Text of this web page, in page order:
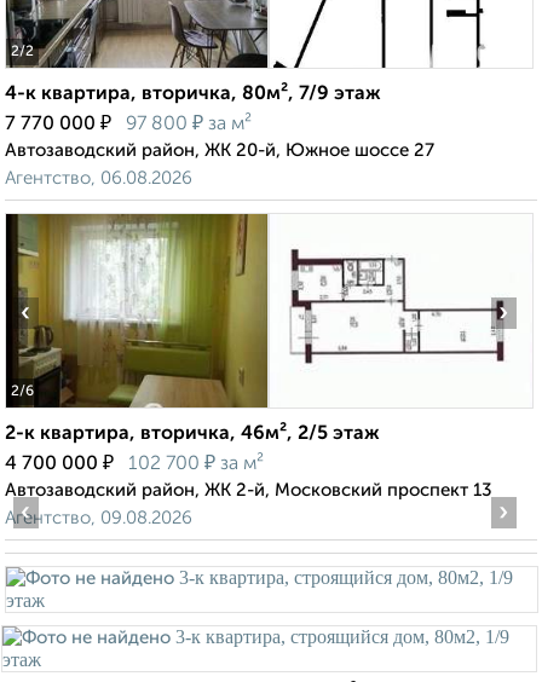
2/2
4-к квартира, вторичка, 80м², 7/9 этаж
7 770 000 ₽ 97 800 ₽ за м²
Автозаводский район, ЖК 20-й, Южное шоссе 27
Агентство, 06.08.2026
2/6
‹ ›
2-к квартира, вторичка, 46м², 2/5 этаж
4 700 000 ₽ 102 700 ₽ за м²
Автозаводский район, ЖК 2-й, Московский проспект 13
Агентство, 09.08.2026
‹ ›